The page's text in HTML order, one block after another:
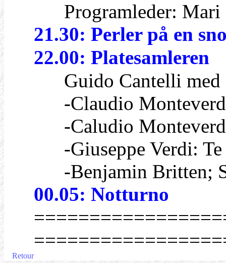
Programleder: Mari
21.30: Perler på en
22.00: Platesamleren
Guido Cantelli med
-Claudio
-Caludio
-Giuseppe Verdi: Te
-Benjamin Britten;
00.05: Notturno
Retour